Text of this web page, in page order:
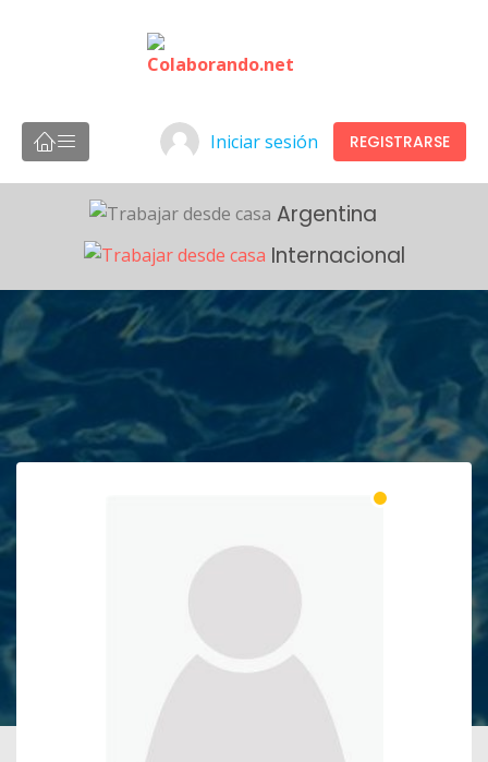
Iniciar sesión REGISTRARSE
Argentina
Internacional